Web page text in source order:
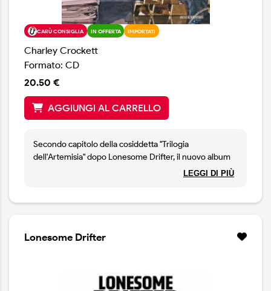
CARÙ CONSIGLIA IN OFFERTA IMPORTATI
Charley Crockett
Formato: CD
20.50 €
AGGIUNGI AL CARRELLO
Secondo capitolo della cosiddetta "Trilogia
dell'Artemisia" dopo Lonesome Drifter, il nuovo album
della nuova stella dell'outlaw country è già il secondo
Shooter Jennings, Dollar a Day è un disco di ispido
ormai diventato una stella, tra le più brillanti del nuovo
LEGGI DI PIÙ
Lonesome Drifter